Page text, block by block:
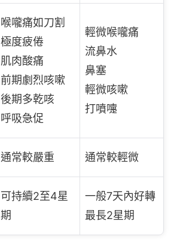
喉嚨痛如刀割
極度疲倦
肌肉酸痛
前期劇烈咳嗽
後期多乾咳
呼吸急促
輕微喉嚨痛
流鼻水
鼻塞
輕微咳嗽
打噴嚏
通常較嚴重 通常較輕微
可持續2至4星
期
一般7天內好轉
最長2星期